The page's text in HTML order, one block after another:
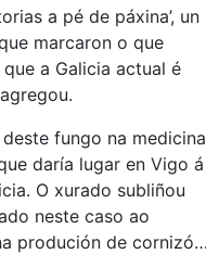
a pé de páxina’, un
marcaron o que
a Galicia actual é
fungo na medicina
daría lugar en Vigo á
O xurado subliñou
neste caso ao
produción de cornizó